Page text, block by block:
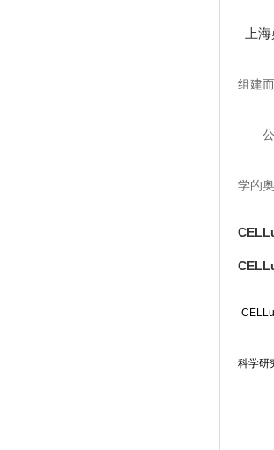
上海
组建
学的
科学研